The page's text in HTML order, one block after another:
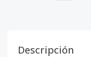
Descripción